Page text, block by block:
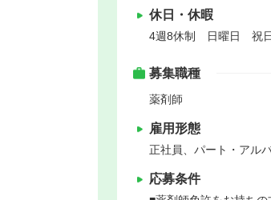
休日・休暇
4週8休制 日曜日 祝
募集職種
薬剤師
雇用形態
正社員、パート・アル
応募条件